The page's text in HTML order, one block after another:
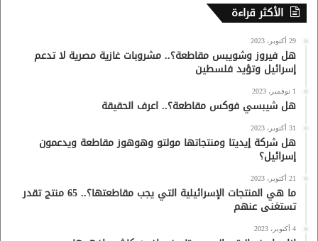
الأكثر قراءة
29 أكتوبر، 2023
هل فيروز وشويبس مقاطعة؟.. مشروبات غازية مصرية لا تدعم
إسرائيل وتؤيد فلسطين
1 نوفمبر، 2023
هل شيبسي فوكس مقاطعة؟.. اعرف الحقيقة
31 أكتوبر، 2023
هل شركة إيديتا ومنتجاتها مولتو وهوهوز مقاطعة ويدعمون
إسرائيل؟
21 أكتوبر، 2023
ما هي المنتجات الإسرائيلية التي يجب مقاطعتها؟.. 65 منتج تقدر
تستغنى عنهم
4 أكتوبر، 2023